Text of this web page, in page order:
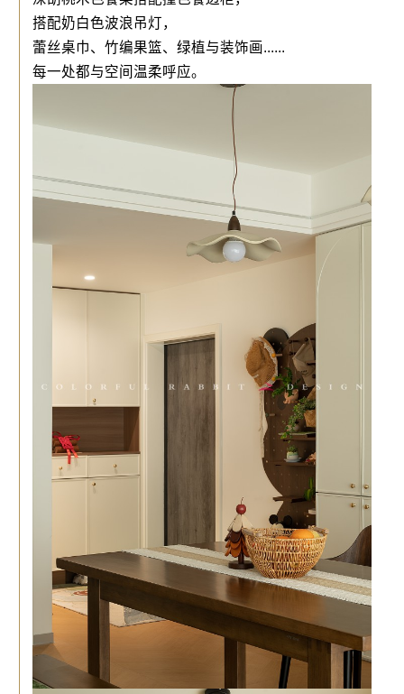
搭配奶白色波浪吊灯，
蕾丝桌巾、竹编果篮、绿植与装饰画......
每一处都与空间温柔呼应。